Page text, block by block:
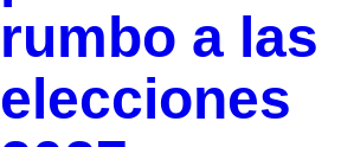
rumbo a las
elecciones